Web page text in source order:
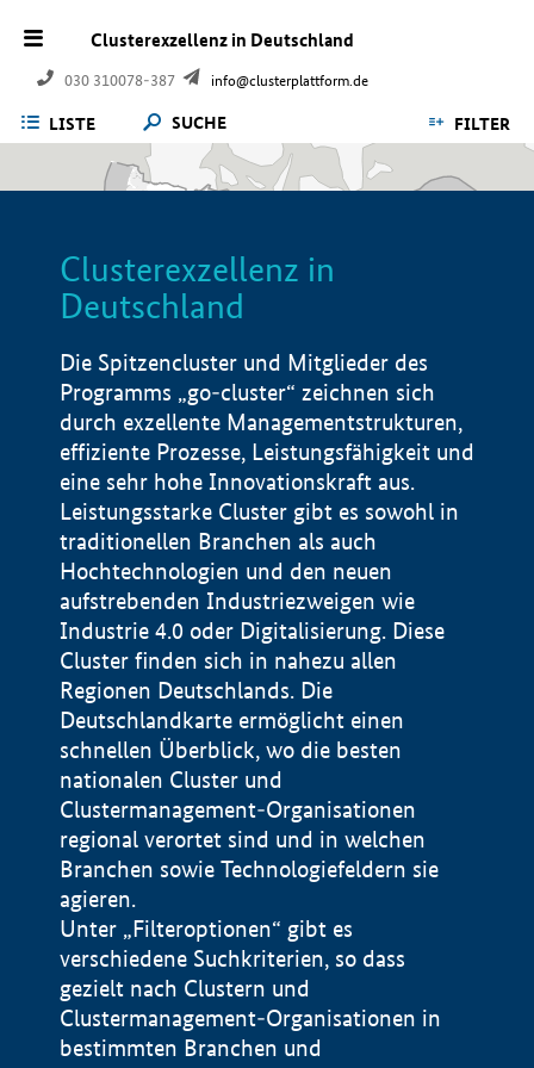
Clusterexzellenz in Deutschland
030 310078-387 info@clusterplattform.de
LISTE SUCHE FILTER
Clusterexzellenz in
Deutschland
Die Spitzencluster und Mitglieder des
Programms „go-cluster“ zeichnen sich
durch exzellente Managementstrukturen,
effiziente Prozesse, Leistungsfähigkeit und
eine sehr hohe Innovationskraft aus.
Leistungsstarke Cluster gibt es sowohl in
traditionellen Branchen als auch
Hochtechnologien und den neuen
aufstrebenden Industriezweigen wie
Industrie 4.0 oder Digitalisierung. Diese
Cluster finden sich in nahezu allen
Regionen Deutschlands. Die
Deutschlandkarte ermöglicht einen
schnellen Überblick, wo die besten
nationalen Cluster und
Clustermanagement-Organisationen
regional verortet sind und in welchen
Branchen sowie Technologiefeldern sie
agieren.
Unter „Filteroptionen“ gibt es
verschiedene Suchkriterien, so dass
gezielt nach Clustern und
Clustermanagement-Organisationen in
bestimmten Branchen und
Impressum
Datenschutzerklärung
BMWE, 2026 ©
100 km © Geobasis-DE / BKG 2015